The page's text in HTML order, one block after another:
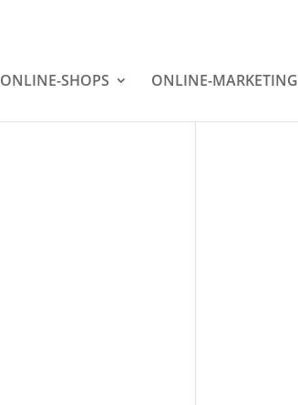
ONLINE-SHOPS ONLINE-MARKETING